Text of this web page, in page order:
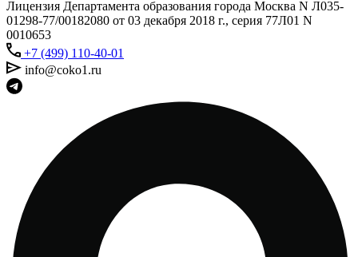
Лицензия Департамента образования города Москва N Л035-
01298-77/00182080 от 03 декабря 2018 г., серия 77Л01 N
0010653
+7 (499) 110-40-01
info@coko1.ru